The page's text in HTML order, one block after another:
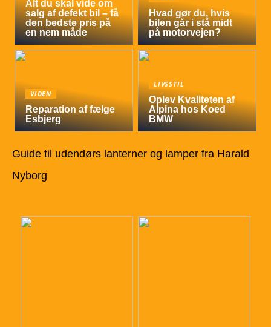
Alt du skal vide om
salg af defekt bil – få
den bedste pris på
en nem måde
Hvad gør du, hvis
bilen går i stå midt
på motorvejen?
VIDEN
Reparation af fælge
Esbjerg
LIVSSTIL
Oplev Kvaliteten af
Alpina hos Koed
BMW
Guide til udendørs lanterner og lamper fra Harald
Nyborg